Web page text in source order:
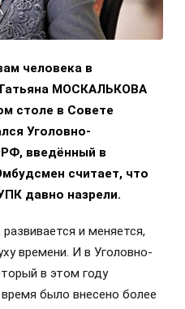
человека в
МОСКАЛЬКОВА
столе в Совете
Уголовно-
введённый в
считает, что
давно назрели.
и меняется,
времени. И в Уголовно-
в этом году
было внесено более